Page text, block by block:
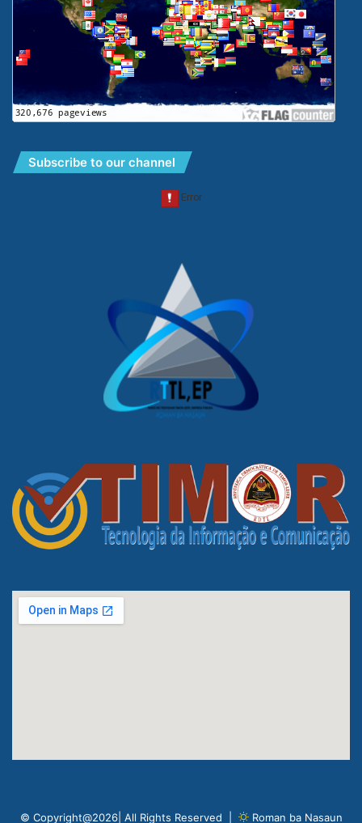
Subscribe to our channel
© Copyright@2026| All Rights Reserved | Roman ba Nasaun